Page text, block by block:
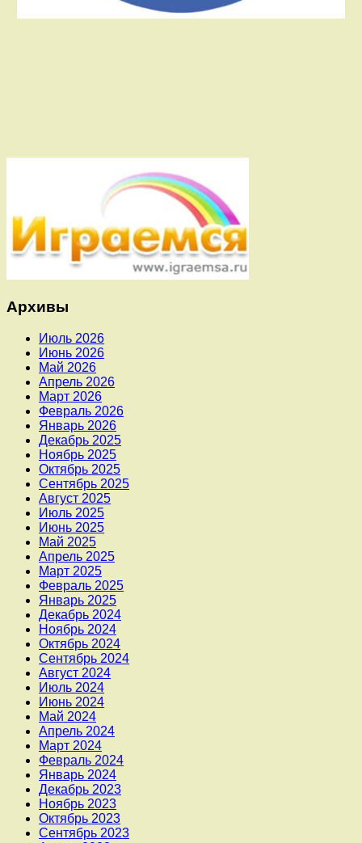
Архивы
Июль 2026
Июнь 2026
Май 2026
Апрель 2026
Март 2026
Февраль 2026
Январь 2026
Декабрь 2025
Ноябрь 2025
Октябрь 2025
Сентябрь 2025
Август 2025
Июль 2025
Июнь 2025
Май 2025
Апрель 2025
Март 2025
Февраль 2025
Январь 2025
Декабрь 2024
Ноябрь 2024
Октябрь 2024
Сентябрь 2024
Август 2024
Июль 2024
Июнь 2024
Май 2024
Апрель 2024
Март 2024
Февраль 2024
Январь 2024
Декабрь 2023
Ноябрь 2023
Октябрь 2023
Сентябрь 2023